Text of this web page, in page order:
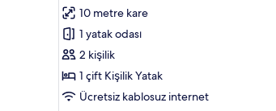
için
tüm
fotoğrafları
görün
10 metre kare
1 yatak odası
2 kişilik
1 çift Kişilik Yatak
Ücretsiz kablosuz internet